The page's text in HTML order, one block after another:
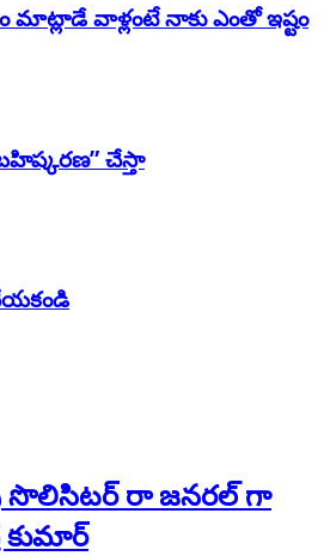
మాట్లాడే వాళ్లంటే నాకు ఎంతో ఇష్టం
చేస్తా
సొలిసిటర్ రా జనరల్ గా
కుమార్